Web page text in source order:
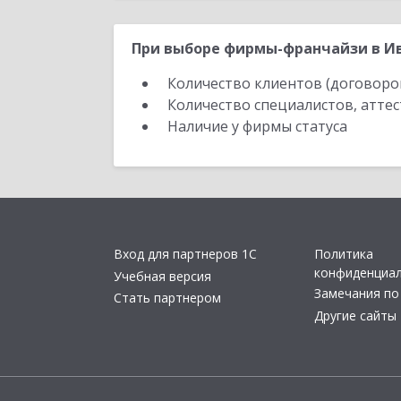
При выборе фирмы-франчайзи в
Количество клиентов
Количество специалистов,
Наличие у фирмы статуса
Вход для партнеров 1С
Учебная версия
Стать партнером
Политика
Замечания по
Другие сайты